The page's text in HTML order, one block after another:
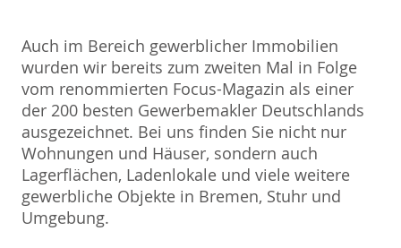
Auch im Bereich gewerblicher Immobilien
wurden wir bereits zum zweiten Mal in Folge
vom renommierten Focus-Magazin als einer
der 200 besten Gewerbemakler Deutschlands
ausgezeichnet. Bei uns finden Sie nicht nur
Wohnungen und Häuser, sondern auch
Lagerflächen, Ladenlokale und viele weitere
gewerbliche Objekte in Bremen, Stuhr und
Umgebung.